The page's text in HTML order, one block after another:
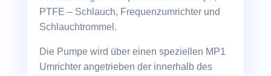
PTFE – Schlauch, Frequenzumrichter und
Schlauchtrommel.
Die Pumpe wird über einen speziellen MP1
Umrichter angetrieben der innerhalb des